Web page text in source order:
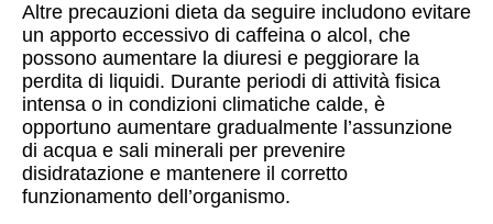
Altre precauzioni dieta da seguire includono evitare
un apporto eccessivo di caffeina o alcol, che
possono aumentare la diuresi e peggiorare la
perdita di liquidi. Durante periodi di attività fisica
intensa o in condizioni climatiche calde, è
opportuno aumentare gradualmente l’assunzione
di acqua e sali minerali per prevenire
disidratazione e mantenere il corretto
funzionamento dell’organismo.